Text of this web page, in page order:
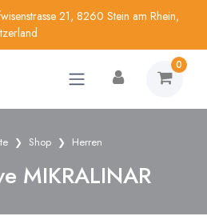
21, 8260 Stein am Rhein,
0
Shop Herren
MIKRALINAR